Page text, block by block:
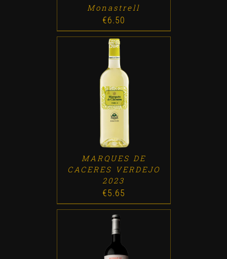
Monastrell
€6.50
ADD TO CART / DETALLES
MARQUES DE
CACERES VERDEJO
2023
€5.65